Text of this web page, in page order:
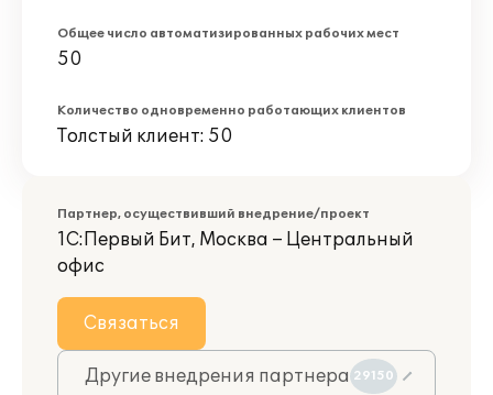
Общее число автоматизированных рабочих мест
50
Количество одновременно работающих клиентов
Толстый клиент: 50
Партнер, осуществивший внедрение/проект
1С:Первый Бит, Москва – Центральный
офис
Связаться
Другие внедрения партнера 29150